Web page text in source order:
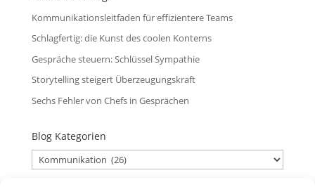
Kommunikationsleitfaden für effizientere Teams
Schlagfertig: die Kunst des coolen Konterns
Gespräche steuern: Schlüssel Sympathie
Storytelling steigert Überzeugungskraft
Sechs Fehler von Chefs in Gesprächen
Blog Kategorien
Blog
Kategorien